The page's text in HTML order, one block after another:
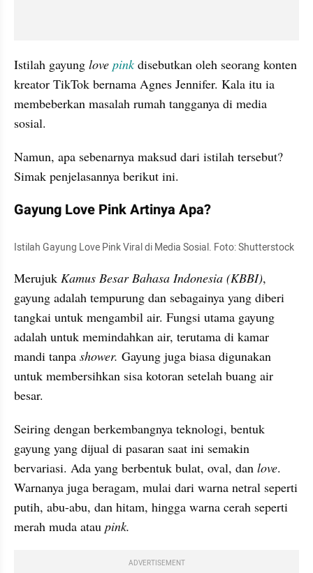
Istilah gayung love pink disebutkan oleh seorang konten
kreator TikTok bernama Agnes Jennifer. Kala itu ia
membeberkan masalah rumah tangganya di media
sosial.
Namun, apa sebenarnya maksud dari istilah tersebut?
Simak penjelasannya berikut ini.
Gayung Love Pink Artinya Apa?
Istilah Gayung Love Pink Viral di Media Sosial. Foto: Shutterstock
Merujuk Kamus Besar Bahasa Indonesia (KBBI),
gayung adalah tempurung dan sebagainya yang diberi
tangkai untuk mengambil air. Fungsi utama gayung
adalah untuk memindahkan air, terutama di kamar
mandi tanpa shower. Gayung juga biasa digunakan
untuk membersihkan sisa kotoran setelah buang air
besar.
Seiring dengan berkembangnya teknologi, bentuk
gayung yang dijual di pasaran saat ini semakin
bervariasi. Ada yang berbentuk bulat, oval, dan love.
Warnanya juga beragam, mulai dari warna netral seperti
putih, abu-abu, dan hitam, hingga warna cerah seperti
merah muda atau pink.
ADVERTISEMENT